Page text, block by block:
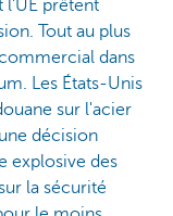
l'UE prêtent
Tout au plus
dans
Les États-Unis
sur l'acier
décision
explosive des
la sécurité